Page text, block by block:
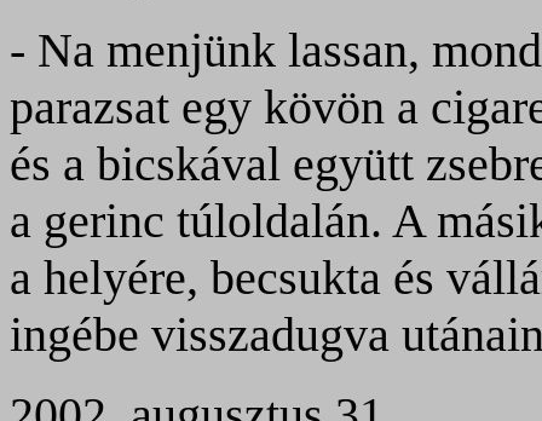
- Na menjünk lassan,
parazsat egy kövön a
és a bicskával együtt
a gerinc túloldalán. A
a helyére, becsukta és
ingébe visszadugva